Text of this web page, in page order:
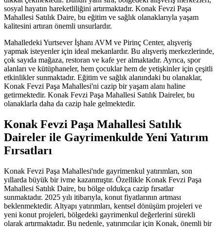
sosyal hayatın hareketliliğini artırmaktadır. Konak Fevzi Paşa
Mahallesi Satılık Daire, bu eğitim ve sağlık olanaklarıyla yaşam
kalitesini artıran önemli unsurlardır.
Mahalledeki Yurtsever İşhanı AVM ve Pirinç Center, alışveriş
yapmak isteyenler için ideal mekanlardır. Bu alışveriş merkezlerinde,
çok sayıda mağaza, restoran ve kafe yer almaktadır. Ayrıca, spor
alanları ve kütüphaneler, hem çocuklar hem de yetişkinler için çeşitli
etkinlikler sunmaktadır. Eğitim ve sağlık alanındaki bu olanaklar,
Konak Fevzi Paşa Mahallesi'ni cazip bir yaşam alanı haline
getirmektedir. Konak Fevzi Paşa Mahallesi Satılık Daireler, bu
olanaklarla daha da cazip hale gelmektedir.
Konak Fevzi Paşa Mahallesi Satılık
Daireler ile Gayrimenkulde Yeni Yatırım
Fırsatları
Konak Fevzi Paşa Mahallesi'nde gayrimenkul yatırımları, son
yıllarda büyük bir ivme kazanmıştır. Özellikle Konak Fevzi Paşa
Mahallesi Satılık Daire, bu bölge oldukça cazip fırsatlar
sunmaktadır. 2025 yılı itibarıyla, konut fiyatlarının artması
beklenmektedir. Altyapı yatırımları, kentsel dönüşüm projeleri ve
yeni konut projeleri, bölgedeki gayrimenkul değerlerini sürekli
olarak artırmaktadır. Bu nedenle, yatırımcılar için Konak, önemli bir